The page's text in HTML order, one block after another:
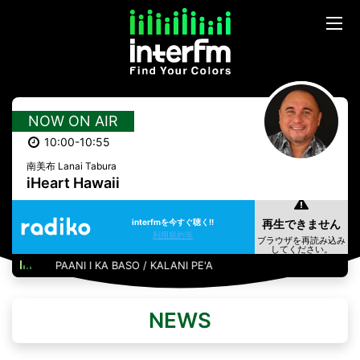
NOW ON AIR
10:00-10:55
南美布 Lanai Tabura
iHeart Hawaii
interfmを今すぐ聴く!!
利用規約等
PAANI I KA BASO / KALANI PE'A
NEWS